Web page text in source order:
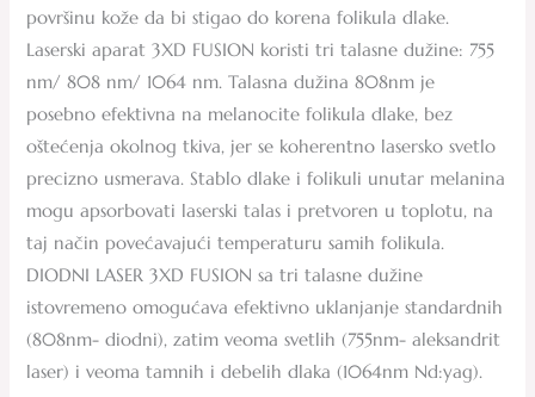
površinu kože da bi stigao do korena folikula dlake.
Laserski aparat 3XD FUSION koristi tri talasne dužine: 755
nm/ 808 nm/ 1064 nm. Talasna dužina 808nm je
posebno efektivna na melanocite folikula dlake, bez
oštećenja okolnog tkiva, jer se koherentno lasersko svetlo
precizno usmerava. Stablo dlake i folikuli unutar melanina
mogu apsorbovati laserski talas i pretvoren u toplotu, na
taj način povećavajući temperaturu samih folikula.
DIODNI LASER 3XD FUSION sa tri talasne dužine
istovremeno omogućava efektivno uklanjanje standardnih
(808nm- diodni), zatim veoma svetlih (755nm- aleksandrit
laser) i veoma tamnih i debelih dlaka (1064nm Nd:yag).